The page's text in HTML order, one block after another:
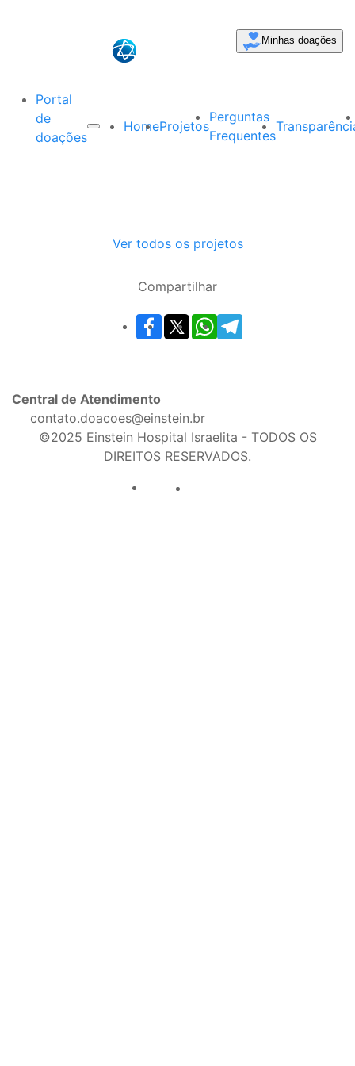
Minhas doações
Portal
de
doações
HomeProjetos
Perguntas
Frequentes
Compartilhar
Ver todos os projetos
Central de Atendimento
contato.doacoes@einstein.br
©2025 Einstein Hospital Israelita - TODOS OS
DIREITOS RESERVADOS.